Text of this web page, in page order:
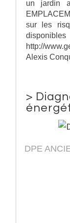
un jardin
sur les
http://
Alexis
>
DPE